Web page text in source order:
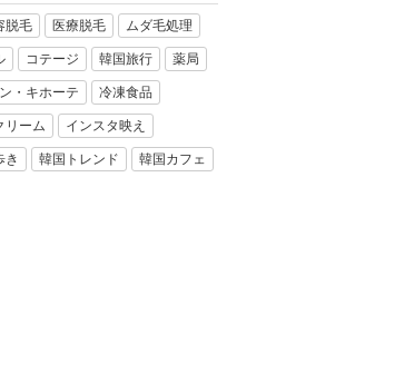
脱毛 医療脱毛 ムダ毛処理
コテージ 韓国旅行 薬局
ン・キホーテ 冷凍食品
リーム インスタ映え
き 韓国トレンド 韓国カフェ